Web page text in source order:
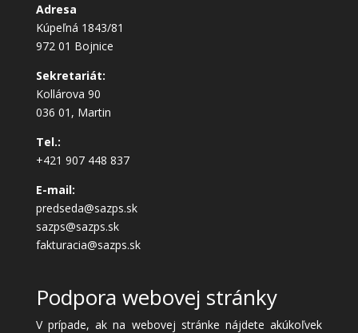
Adresa
Kúpeľná 1843/81
972 01 Bojnice
Sekretariát:
Kollárova 90
036 01, Martin
Tel.:
+421 907 448 837
E-mail:
predseda@sazps.sk
sazps@sazps.sk
fakturacia@sazps.sk
Podpora webovej stránky
V prípade, ak na webovej stránke nájdete akúkoľvek